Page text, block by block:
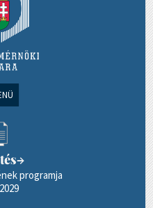
→
programja